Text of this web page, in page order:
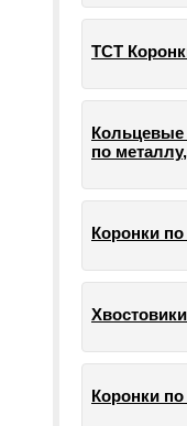
ТСТ
Кольцевые
по
Коронки
Коронки по